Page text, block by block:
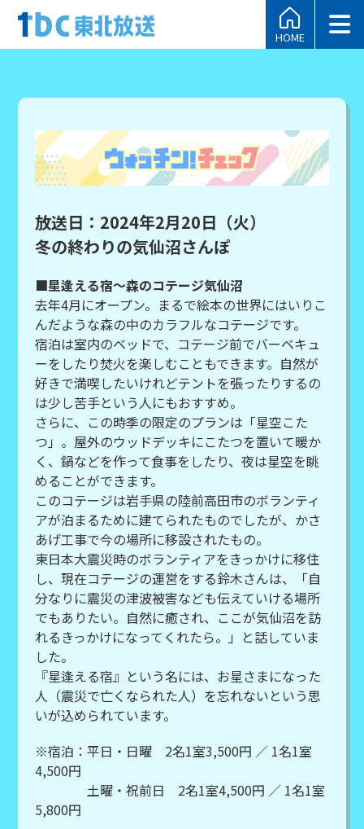
HOME
放送日：2024年2月20日（火）
冬の終わりの気仙沼さんぽ
■星逢える宿～森のコテージ気仙沼
去年4月にオープン。まるで絵本の世界にはいりこ
んだような森の中のカラフルなコテージです。
宿泊は室内のベッドで、コテージ前でバーベキュ
ーをしたり焚火を楽しむこともできます。自然が
好きで満喫したいけれどテントを張ったりするの
は少し苦手という人にもおすすめ。
さらに、この時季の限定のプランは「星空こた
つ」。屋外のウッドデッキにこたつを置いて暖か
く、鍋などを作って食事をしたり、夜は星空を眺
めることができます。
このコテージは岩手県の陸前高田市のボランティ
アが泊まるために建てられたものでしたが、かさ
あげ工事で今の場所に移設されたもの。
東日本大震災時のボランティアをきっかけに移住
し、現在コテージの運営をする鈴木さんは、「自
分なりに震災の津波被害なども伝えていける場所
でもありたい。自然に癒され、ここが気仙沼を訪
れるきっかけになってくれたら。」と話していま
した。
『星逢える宿』という名には、お星さまになった
人（震災で亡くなられた人）を忘れないという思
いが込められています。
※宿泊：平日・日曜 2名1室3,500円 ／ 1名1室
4,500円
土曜・祝前日 2名1室4,500円 ／ 1名1室
5,800円